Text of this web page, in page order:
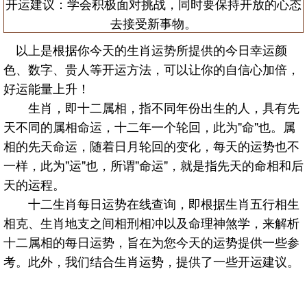
去接受新事物。
以上是根据你今天的生肖运势所提供的今日幸运颜
色、数字、贵人等开运方法，可以让你的自信心加倍，
好运能量上升！
生肖，即十二属相，指不同年份出生的人，具有先
天不同的属相命运，十二年一个轮回，此为"命"也。属
相的先天命运，随着日月轮回的变化，每天的运势也不
一样，此为"运"也，所谓"命运"，就是指先天的命相和后
天的运程。
十二生肖每日运势在线查询，即根据生肖五行相生
相克、生肖地支之间相刑相冲以及命理神煞学，来解析
十二属相的每日运势，旨在为您今天的运势提供一些参
考。此外，我们结合生肖运势，提供了一些开运建议。